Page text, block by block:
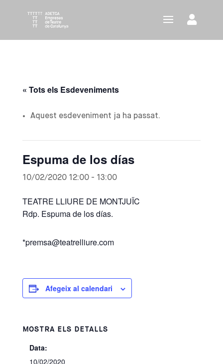
« Tots els Esdeveniments
Aquest esdeveniment ja ha passat.
Espuma de los días
10/02/2020 12:00- 13:00
TEATRE LLIURE DE MONTJUÏC
Rdp. Espuma de los días.
*premsa@teatrelliure.com
Afegeix al calendari
MOSTRA ELS DETALLS
Data:
10/02/2020